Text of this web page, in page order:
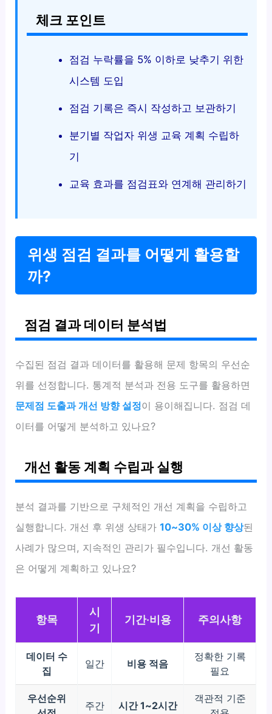
체크 포인트
점검 누락률을 5% 이하로 낮추기 위한
시스템 도입
점검 기록은 즉시 작성하고 보관하기
분기별 작업자 위생 교육 계획 수립하
기
교육 효과를 점검표와 연계해 관리하기
위생 점검 결과를 어떻게 활용할
까?
점검 결과 데이터 분석법
수집된 점검 결과 데이터를 활용해 문제 항목의 우선순
위를 선정합니다. 통계적 분석과 전용 도구를 활용하면
문제점 도출과 개선 방향 설정이 용이해집니다. 점검 데
이터를 어떻게 분석하고 있나요?
개선 활동 계획 수립과 실행
분석 결과를 기반으로 구체적인 개선 계획을 수립하고
실행합니다. 개선 후 위생 상태가10~30% 이상 향상된
사례가 많으며, 지속적인 관리가 필수입니다. 개선 활동
은 어떻게 계획하고 있나요?
항목
시
기
기간·비용 주의사항
데이터 수
집
일간 비용 적음
정확한 기록
필요
우선순위
주간 시간 1~2시간
객관적 기준